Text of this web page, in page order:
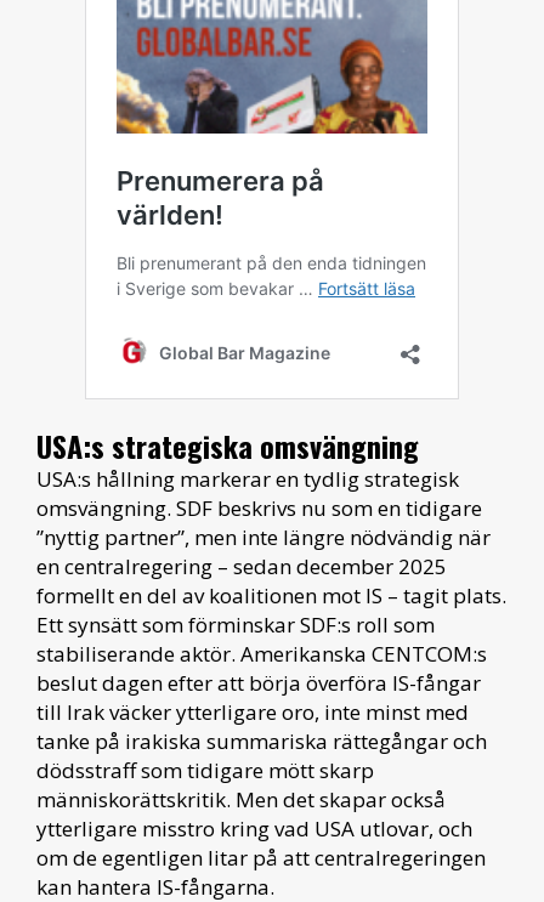
USA:s strategiska omsvängning
USA:s hållning markerar en tydlig strategisk
omsvängning. SDF beskrivs nu som en tidigare
”nyttig partner”, men inte längre nödvändig när
en centralregering – sedan december 2025
formellt en del av koalitionen mot IS – tagit plats.
Ett synsätt som förminskar SDF:s roll som
stabiliserande aktör. Amerikanska CENTCOM:s
beslut dagen efter att börja överföra IS-fångar
till Irak väcker ytterligare oro, inte minst med
tanke på irakiska summariska rättegångar och
dödsstraff som tidigare mött skarp
människorättskritik. Men det skapar också
ytterligare misstro kring vad USA utlovar, och
om de egentligen litar på att centralregeringen
kan hantera IS-fångarna.